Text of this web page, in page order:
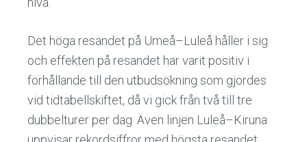
Det höga resandet på Umeå–Luleå håller i sig
och effekten på resandet har varit positiv i
förhållande till den utbudsökning som gjordes
vid tidtabellskiftet, då vi gick från två till tre
dubbelturer per dag. Även linjen Luleå–Kiruna